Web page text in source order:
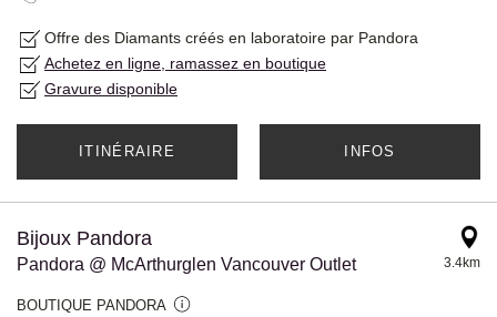
Offre des Diamants créés en laboratoire par Pandora
Achetez en ligne, ramassez en boutique
Gravure disponible
ITINÉRAIRE INFOS
Bijoux Pandora
Pandora @ McArthurglen Vancouver Outlet
BOUTIQUE PANDORA
3.4km